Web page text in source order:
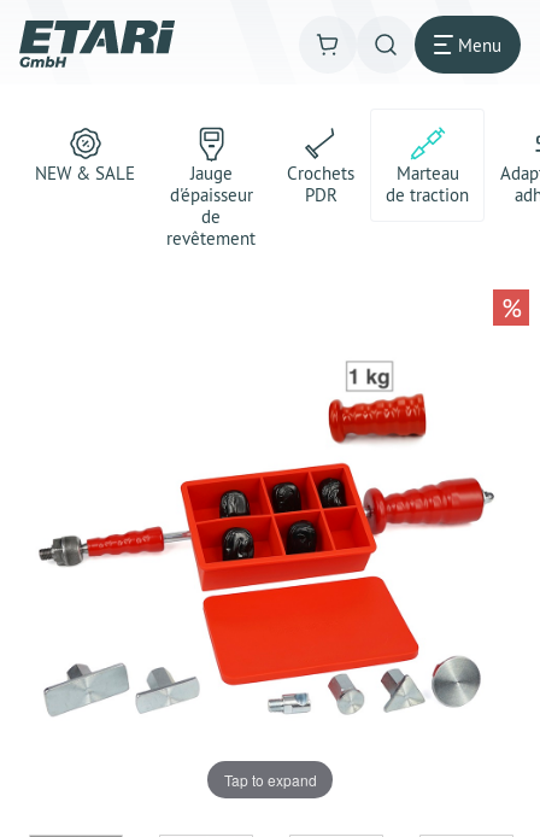
Menu
NEW & SALE
Jauge
d'épaisseur
de
revêtement
Crochets
PDR
Marteau
de traction
Tap to expand
%